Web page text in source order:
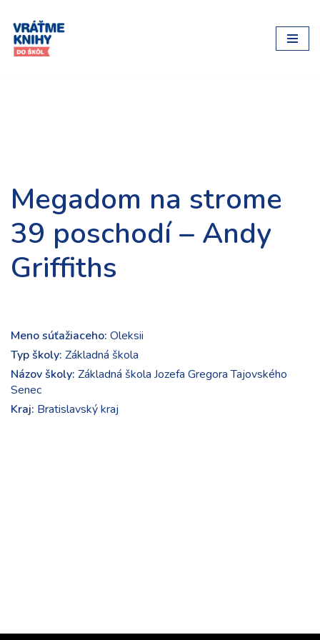
Preskočiť
na
Megadom na strome
39 poschodí – Andy
Griffiths
Meno súťažiaceho: Oleksii
Typ školy: Základná škola
Názov školy: Základná škola Jozefa Gregora Tajovského
Senec
Kraj: Bratislavský kraj